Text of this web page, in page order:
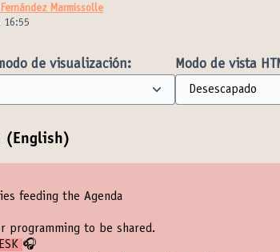
Marmissolle
16:55
de visualización:
Modo de vista
(English)
feeding the Agenda
programming to be shared.
🎧